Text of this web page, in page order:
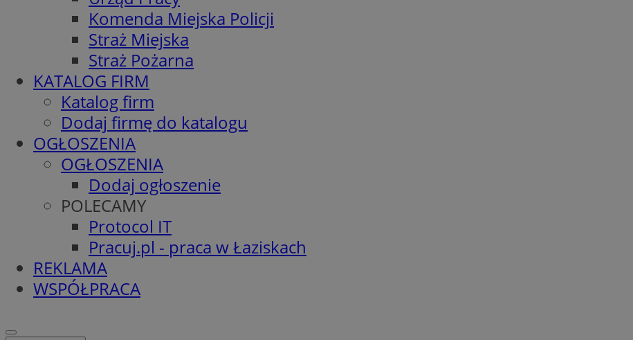
Komenda Miejska Policji
Straż Miejska
Straż Pożarna
KATALOG FIRM
Katalog firm
Dodaj firmę do katalogu
OGŁOSZENIA
OGŁOSZENIA
Dodaj ogłoszenie
POLECAMY
Protocol IT
Pracuj.pl - praca w Łaziskach
REKLAMA
WSPÓŁPRACA